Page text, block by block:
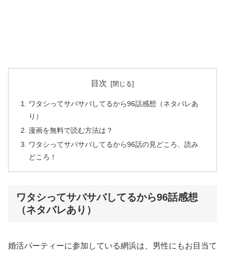
目次
ワタシってサバサバしてるから96話感想（ネタバレあ
り）
漫画を無料で読む方法は？
ワタシってサバサバしてるから96話の見どころ、読み
どころ！
ワタシってサバサバしてるから96話感想
（ネタバレあり）
婚活パーティーに参加している網浜は、男性にもお目当て